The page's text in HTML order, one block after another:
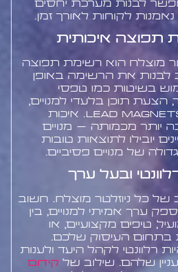
לבנות מערכת יחסים
לקוחות לאורך זמן.
תפוצה איכותית
מוצלח הוא רשימת תפוצה
לבנות את הרשימה באופן
בשיטות כמו טפסי
תוכן בלעדי למנויים,
או שימוש ב-lead magnets. איכות
יותר מכמותה – מנויים
יובילו לתוצאות טובות
של מנויים פסיביים.
ובעל ערך
של כל ניוזלטר מוצלח. חשוב
ערך אמיתי למנויים, בין
טיפים מקצועיים, או
בתחום העיסוק שלכם.
רלוונטי לקהל היעד ולענות
שלהם. שילוב של קידום